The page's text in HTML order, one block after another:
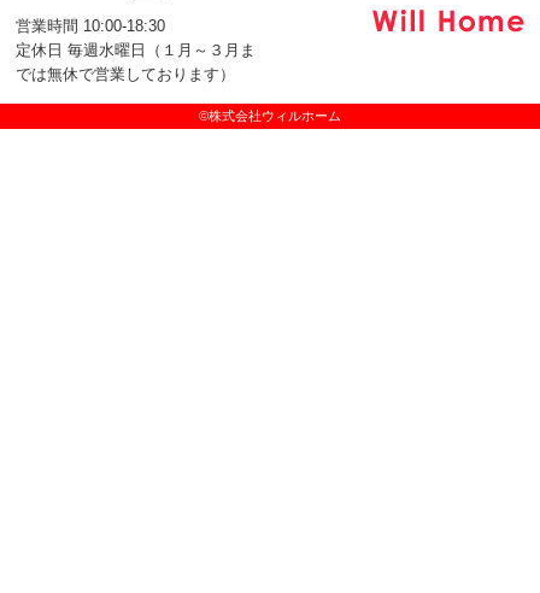
営業時間 10:00-18:30
定休日 毎週水曜日（１月～３月ま
では無休で営業しております）
©株式会社ウィルホーム